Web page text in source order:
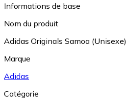
Informations de base
Nom du produit
Adidas Originals Samoa (Unisexe)
Marque
Adidas
Catégorie